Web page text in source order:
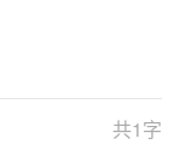
共1字